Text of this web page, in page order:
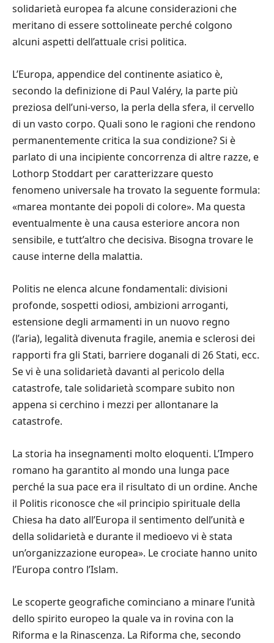
solidarietà europea fa alcune considerazioni che
meritano di essere sottolineate perché colgono
alcuni aspetti dell’attuale crisi politica.
L’Europa, appendice del continente asiatico è,
secondo la definizione di Paul Valéry, la parte più
preziosa dell’uni-verso, la perla della sfera, il cervello
di un vasto corpo. Quali sono le ragioni che rendono
permanentemente critica la sua condizione? Si è
parlato di una incipiente concorrenza di altre razze, e
Lothorp Stoddart per caratterizzare questo
fenomeno universale ha trovato la seguente formula:
«marea montante dei popoli di colore». Ma questa
eventualmente è una causa esteriore ancora non
sensibile, e tutt’altro che decisiva. Bisogna trovare le
cause interne della malattia.
Politis ne elenca alcune fondamentali: divisioni
profonde, sospetti odiosi, ambizioni arroganti,
estensione degli armamenti in un nuovo regno
(l’aria), legalità divenuta fragile, anemia e sclerosi dei
rapporti fra gli Stati, barriere doganali di 26 Stati, ecc.
Se vi è una solidarietà davanti al pericolo della
catastrofe, tale solidarietà scompare subito non
appena si cerchino i mezzi per allontanare la
catastrofe.
La storia ha insegnamenti molto eloquenti. L’Impero
romano ha garantito al mondo una lunga pace
perché la sua pace era il risultato di un ordine. Anche
il Politis riconosce che «il principio spirituale della
Chiesa ha dato all’Europa il sentimento dell’unità e
della solidarietà e durante il medioevo vi è stata
un’organizzazione europea». Le crociate hanno unito
l’Europa contro l’Islam.
Le scoperte geografiche cominciano a minare l’unità
dello spirito europeo la quale va in rovina con la
Riforma e la Rinascenza. La Riforma che, secondo